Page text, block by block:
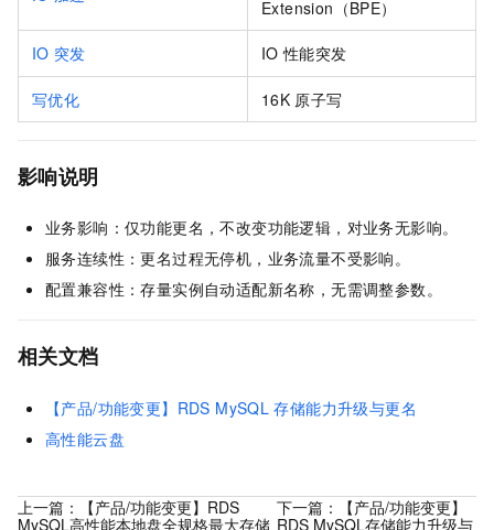
Extension（BPE）
IO 突发 IO 性能突发
写优化 16K 原子写
影响说明
业务影响：仅功能更名，不改变功能逻辑，对业务无影响。
服务连续性：更名过程无停机，业务流量不受影响。
配置兼容性：存量实例自动适配新名称，无需调整参数。
相关文档
【产品/功能变更】RDS MySQL 存储能力升级与更名
高性能云盘
上一篇：
【产品/功能变更】RDS
MySQL高性能本地盘全规格最大存储
下一篇：
【产品/功能变更】
RDS MySQL存储能力升级与